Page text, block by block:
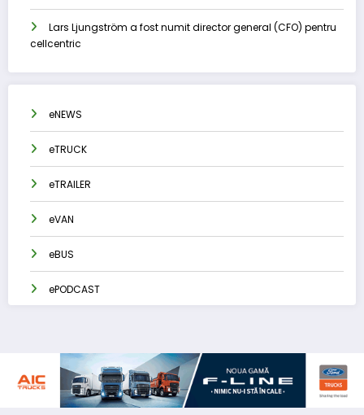
Lars Ljungström a fost numit director general (CFO) pentru
cellcentric
eNEWS
eTRUCK
eTRAILER
eVAN
eBUS
ePODCAST